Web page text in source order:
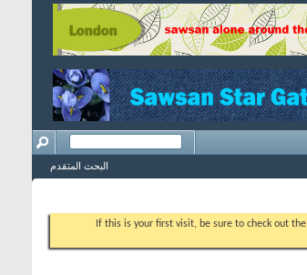
البحث المتقدم
If this is your first visit, be sure to check out the